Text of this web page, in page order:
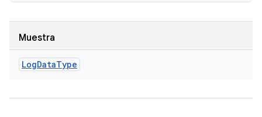
Muestra
LogDataType